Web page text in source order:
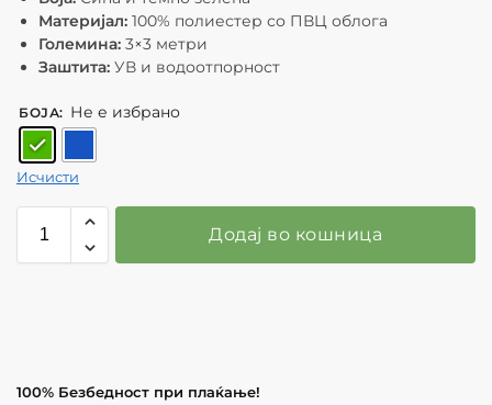
Материјал: 100% полиестер со ПВЦ облога
Големина: 3×3 метри
Заштита: УВ и водоотпорност
БОЈА: Не е избрано
Исчисти
Додај во кошница
100% Безбедност при плаќање!